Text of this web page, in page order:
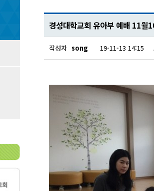
경성대학교회 유아부 예배 11
작성자 song 19-11-13 14:15